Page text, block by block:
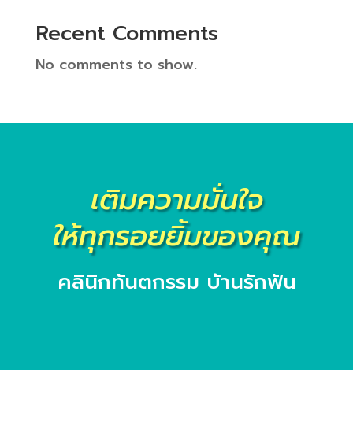
Recent Comments
No comments to show.
เติมความมั่นใจ
ให้ทุกรอยยิ้มของคุณ
คลินิกทันตกรรม บ้านรักฟัน